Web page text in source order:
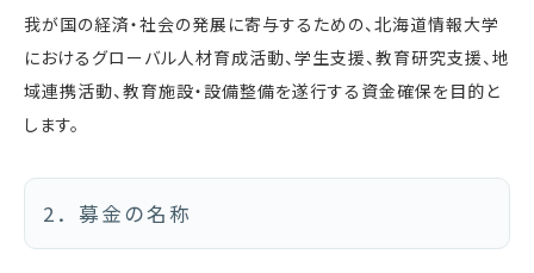
我が国の経済・社会の発展に寄与するための、北海道情報大学
におけるグローバル人材育成活動、学生支援、教育研究支援、地
域連携活動、教育施設・設備整備を遂行する資金確保を目的と
します。
2．募金の名称